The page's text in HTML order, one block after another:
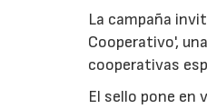
La campaña
Cooperativo',
cooperativas
El sello pone en